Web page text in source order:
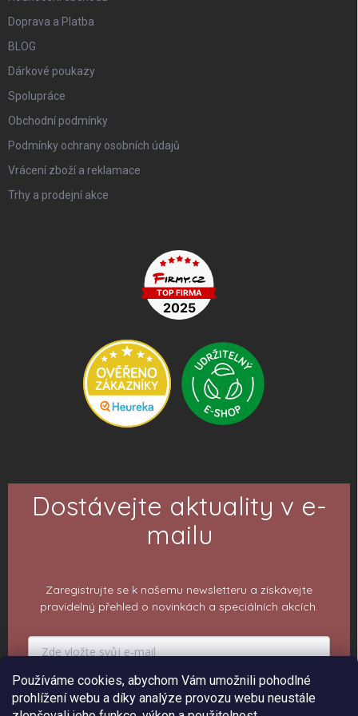
Používáme cookies, abychom Vám umožnili pohodlné
prohlížení webu a díky analýze provozu webu neustále
Doprava a Platba
BLOG
Dárkové poukazy
Spolupráce
Obchodní podmínky
Podmínky ochrany osobních údajů
Vrácení zboží a reklamace
Trhy a prodejní akce
Dostávejte aktuality v e-
mailu
Zaregistrujte se k našemu newsletteru a získávejte
pravidelný přehled o novinkách a speciálních akcích.
PŘIHLÁSIT K ODBĚRU